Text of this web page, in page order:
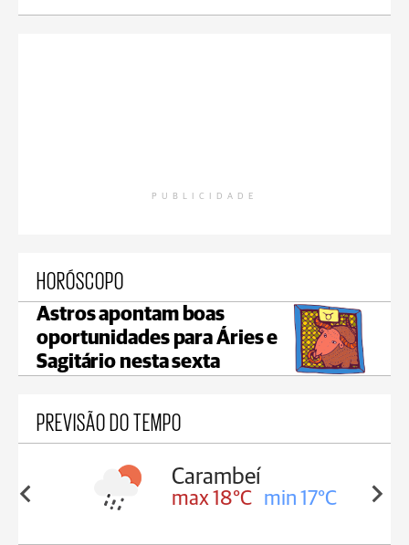
PUBLICIDADE
HORÓSCOPO
Astros apontam boas
oportunidades para Áries e
Sagitário nesta sexta
PREVISÃO DO TEMPO
min 17°C
Jaguariaíva
max 19°C min 18°C